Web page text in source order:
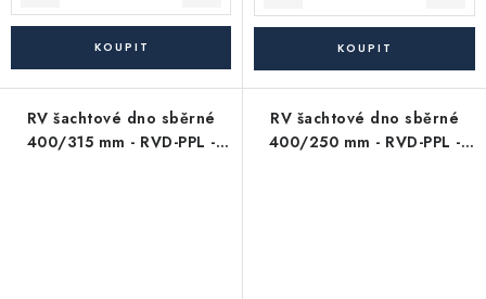
RV šachtové dno sběrné
400/315 mm - RVD-PPL -
RV šachtové dno sběrné
400/250 mm - RVD-PPL -